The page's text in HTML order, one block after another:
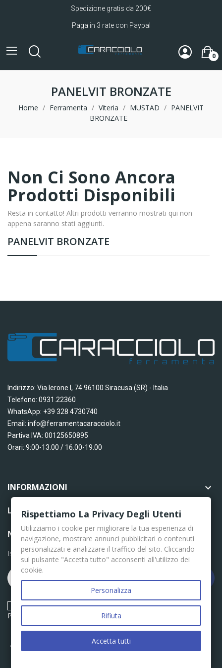
Spedizione gratis da 200€
Paga in 3 rate con Paypal
0
PANELVIT BRONZATE
Home Ferramenta Viteria MUSTAD
PANELVIT
BRONZATE
PANELVIT BRONZATE
Non Ci Sono Ancora
Prodotti Disponibili
Resta in contatto! Altri prodotti verranno mostrati qui non
appena saranno stati aggiunti.
Indirizzo: Via Ierone I, 74 96100 Siracusa (SR) - Italia
Telefono: 0931.22360
WhatsApp: +39 328 4730740
Email: info@ferramentacaracciolo.it
Partiva IVA: 00125650895
Orari: 9:00-13.00 / 16.00-19.00
INFORMAZIONI 
LINK UTILI
NEWSLETTER
Iscriviti per le ultime news
Iscriviti
Acconsento ai termini e condizioni descritti nella Privacy
Policy
Rispettiamo La Privacy Degli Utenti
Utilizziamo i cookie per migliorare la tua esperienza di
navigazione, mostrare annunci pubblicitari o contenuti
personalizzati e analizzare il traffico del sito. Cliccando
sul pulsante "Accetta tutto" acconsenti all'utilizzo dei
cookie.
Personalizza
Rifiuta
Accetta tutti